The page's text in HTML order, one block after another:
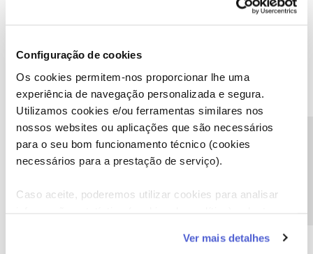
Configuração de cookies
Os cookies permitem-nos proporcionar lhe uma
experiência de navegação personalizada e segura.
Utilizamos cookies e/ou ferramentas similares nos
nossos websites ou aplicações que são necessários
para o seu bom funcionamento técnico (cookies
necessários para a prestação de serviço).
Caso aceite, poderemos utilizar cookies para analisar
funcionalidades (cookies de personalização e
Ver mais detalhes
Descubra as novidades de junho